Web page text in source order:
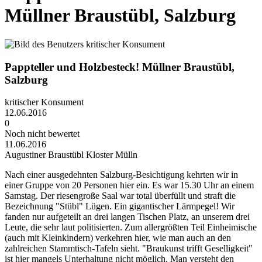
Müllner Braustübl, Salzburg
Pappteller und Holzbesteck! Müllner Braustübl,
Salzburg
kritischer Konsument
12.06.2016
0
Noch nicht bewertet
11.06.2016
Augustiner Braustübl Kloster Mülln
Nach einer ausgedehnten Salzburg-Besichtigung kehrten wir in
einer Gruppe von 20 Personen hier ein. Es war 15.30 Uhr an einem
Samstag. Der riesengroße Saal war total überfüllt und straft die
Bezeichnung "Stübl" Lügen. Ein gigantischer Lärmpegel! Wir
fanden nur aufgeteilt an drei langen Tischen Platz, an unserem drei
Leute, die sehr laut politisierten. Zum allergrößten Teil Einheimische
(auch mit Kleinkindern) verkehren hier, wie man auch an den
zahlreichen Stammtisch-Tafeln sieht. "Braukunst trifft Geselligkeit"
ist hier mangels Unterhaltung nicht möglich. Man versteht den